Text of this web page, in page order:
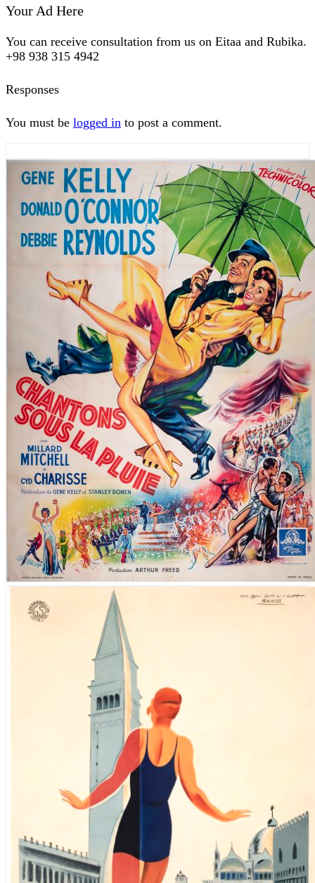
Your Ad Here
You can receive consultation from us on Eitaa and Rubika.
+98 938 315 4942
Responses
You must be logged in to post a comment.